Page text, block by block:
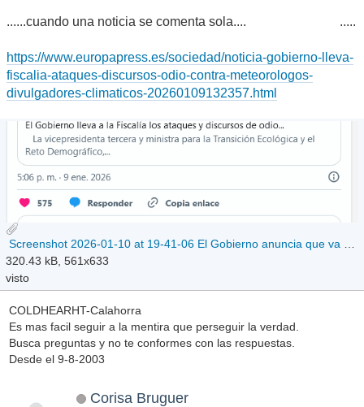
......cuando una noticia se comenta sola.... .....
https://www.europapress.es/sociedad/noticia-gobierno-lleva-
fiscalia-ataques-discursos-odio-contra-meteorologos-
divulgadores-climaticos-20260109132357.html
Screenshot 2026-01-10 at 19-41-06 El Gobierno anuncia que va a llevar a la Fiscalía los ataques y discursos de odio contra meteorólogos divulgadores climáticos y periodistas.png
320.43 kB, 561x633
visto
COLDHEARHT-Calahorra
Es mas facil seguir a la mentira que perseguir la verdad.
Busca preguntas y no te conformes con las respuestas.
Desde el 9-8-2003
Corisa Bruguer